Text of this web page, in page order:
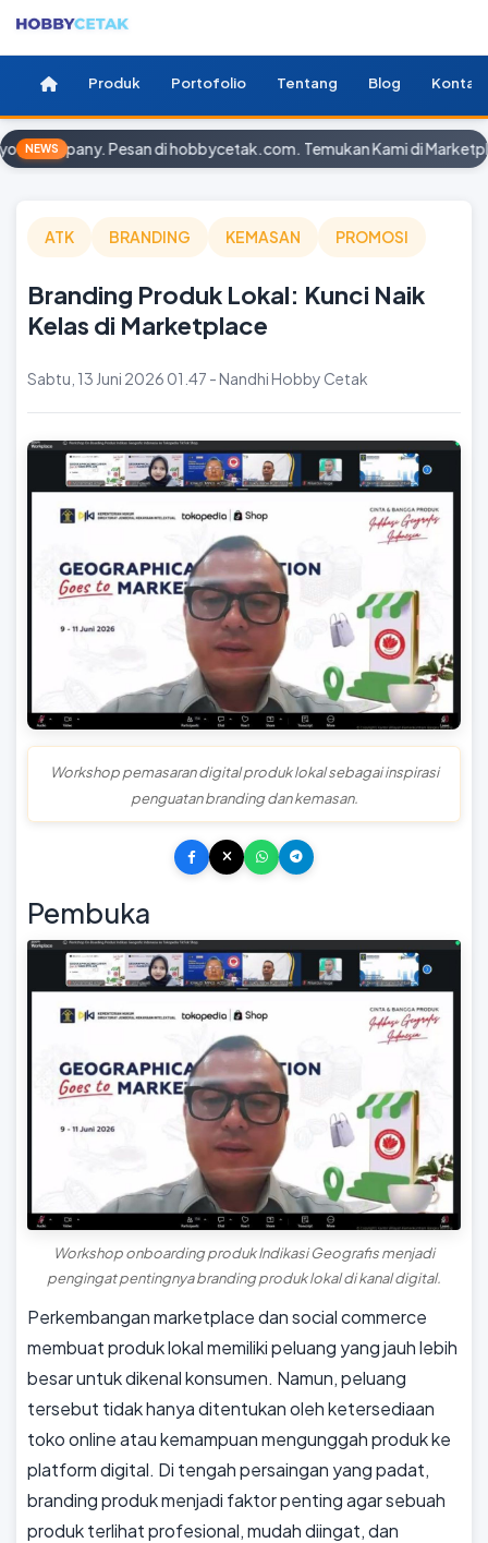
Produk Portofolio Tentang Blog Kontak
NEWS
company. Pesan di hobbycetak.com. Temukan Kami di
ATK BRANDING KEMASAN PROMOSI
Branding Produk Lokal: Kunci Naik
Kelas di Marketplace
Sabtu, 13 Juni 2026 01.47 - Nandhi Hobby Cetak
Workshop pemasaran digital produk lokal sebagai inspirasi
penguatan branding dan kemasan.
Pembuka
Workshop onboarding produk Indikasi Geografis menjadi
pengingat pentingnya branding produk lokal di kanal digital.
Perkembangan marketplace dan social commerce
membuat produk lokal memiliki peluang yang jauh lebih
besar untuk dikenal konsumen. Namun, peluang
tersebut tidak hanya ditentukan oleh ketersediaan
toko online atau kemampuan mengunggah produk ke
platform digital. Di tengah persaingan yang padat,
branding produk menjadi faktor penting agar sebuah
produk terlihat profesional, mudah diingat, dan